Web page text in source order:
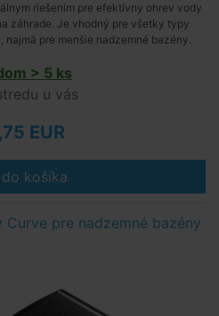
riešením pre efektívny ohrev vody
záhrade. Je vhodný pre všetky typy
pre menšie nadzemné bazény.
> 5 ks
u vás
EUR
do košíka
Curve pre nadzemné bazény